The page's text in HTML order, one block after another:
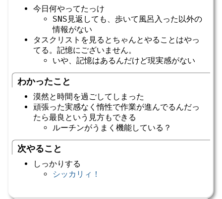
今日何やってたっけ
SNS見返しても、歩いて風呂入った以外の
情報がない
タスクリストを見るとちゃんとやることはやっ
てる。記憶にございません。
いや、記憶はあるんだけど現実感がない
わかったこと
漠然と時間を過ごしてしまった
頑張った実感なく惰性で作業が進んでるんだっ
たら最良という見方もできる
ルーチンがうまく機能している？
次やること
しっかりする
シッカリィ！